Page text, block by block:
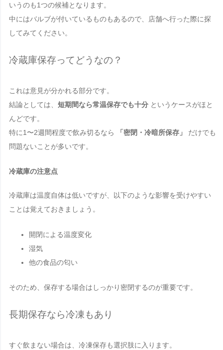
いうのも1つの候補となります。
中にはバルブが付いているものもあるので、店舗へ行った際に探
してみてください。
冷蔵庫保存ってどうなの？
これは意見が分かれる部分です。
結論としては、短期間なら常温保存でも十分 というケースがほと
んどです。
特に1〜2週間程度で飲み切るなら
「密閉・冷暗所保存」
だけでも
問題ないことが多いです。
冷蔵庫の注意点
冷蔵庫は温度自体は低いですが、以下のような影響を受けやすい
ことは覚えておきましょう。
開閉による温度変化
湿気
他の食品の匂い
そのため、保存する場合はしっかり密閉するのが重要です。
長期保存なら冷凍もあり
すぐ飲まない場合は、冷凍保存も選択肢に入ります。